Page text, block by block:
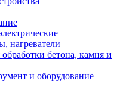
нагреватели
бетона, камня и
и оборудование